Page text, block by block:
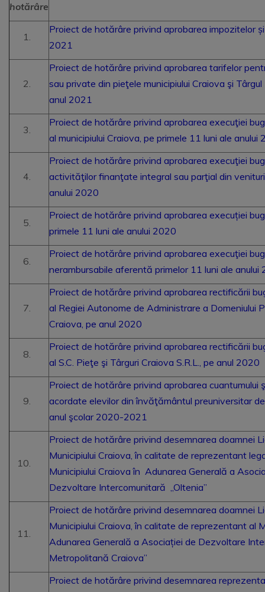
hotărâre
Proiect de hotărâre privind aprobarea impozitelor
2021
Proiect de hotărâre privind aprobarea tarifelor
sau private din pieţele municipiului Craiova şi
anul 2021
Proiect de hotărâre privind aprobarea execuţiei
al municipiului Craiova, pe primele 11 luni ale anului
Proiect de hotărâre privind aprobarea execuţiei
activităţilor finanţate integral sau parţial din
anului 2020
Proiect de hotărâre privind aprobarea execuției
primele 11 luni ale anului 2020
Proiect de hotărâre privind aprobarea execuţiei
nerambursabile aferentă primelor 11 luni ale anului
Proiect de hotărâre privind aprobarea rectificării
al Regiei Autonome de Administrare a Domeniului
Craiova, pe anul 2020
Proiect de hotărâre privind aprobarea rectificării
al S.C. Pieţe şi Târguri Craiova S.R.L., pe anul 2020
Proiect de hotărâre privind aprobarea cuantumului
acordate elevilor din învăţământul preuniversitar
anul şcolar 2020-2021
Proiect de hotărâre privind desemnarea doamnei
Municipiului Craiova, în calitate de reprezentant
Municipiului Craiova în Adunarea Generală a
Dezvoltare Intercomunitară „Oltenia”
Proiect de hotărâre privind desemnarea doamnei
Municipiului Craiova, în calitate de reprezentant al
Adunarea Generală a Asociației de Dezvoltare
Metropolitană Craiova”
Proiect de hotărâre privind desemnarea